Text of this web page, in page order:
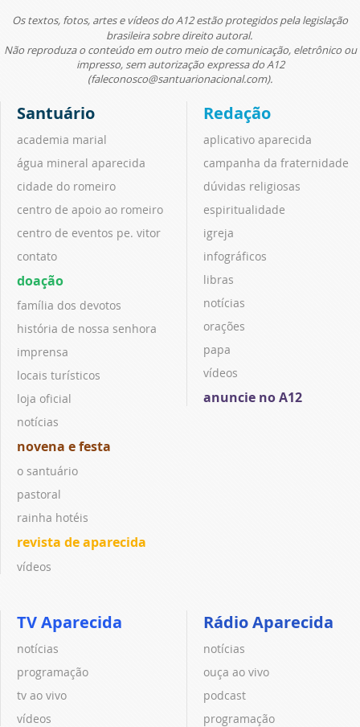
Os textos, fotos, artes e vídeos do A12 estão protegidos pela legislação
brasileira sobre direito autoral.
Não reproduza o conteúdo em outro meio de comunicação, eletrônico ou
impresso, sem autorização expressa do A12
(faleconosco@santuarionacional.com).
Santuário
academia marial
água mineral aparecida
cidade do romeiro
centro de apoio ao romeiro
centro de eventos pe. vitor
contato
doação
família dos devotos
história de nossa senhora
imprensa
locais turísticos
loja oficial
notícias
novena e festa
o santuário
pastoral
rainha hotéis
revista de aparecida
vídeos
Redação
aplicativo aparecida
campanha da fraternidade
dúvidas religiosas
espiritualidade
igreja
infográficos
libras
notícias
orações
papa
vídeos
anuncie no A12
TV Aparecida
notícias
programação
tv ao vivo
vídeos
Rádio Aparecida
notícias
ouça ao vivo
podcast
programação